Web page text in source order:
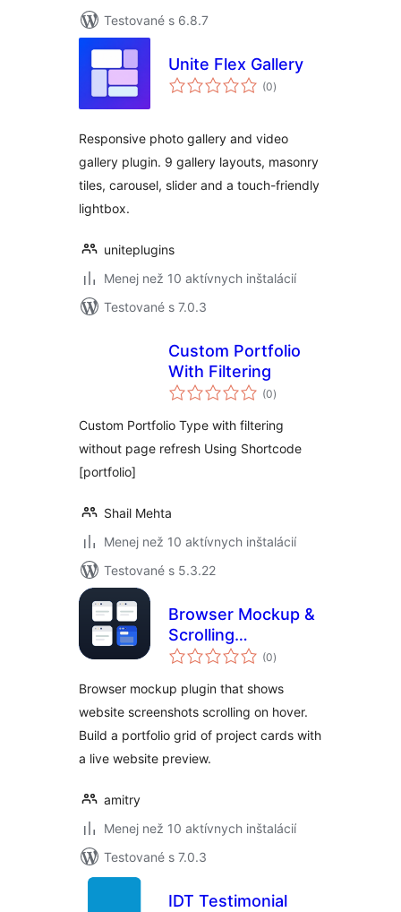
Testované s 6.8.7
Unite Flex Gallery
(0celkové
hodnotenie
)
Responsive photo gallery and video
gallery plugin. 9 gallery layouts, masonry
tiles, carousel, slider and a touch-friendly
lightbox.
uniteplugins
Menej než 10 aktívnych inštalácií
Testované s 7.0.3
Custom Portfolio
With Filtering
(0celkové
hodnotenie
)
Custom Portfolio Type with filtering
without page refresh Using Shortcode
[portfolio]
Shail Mehta
Menej než 10 aktívnych inštalácií
Testované s 5.3.22
Browser Mockup &
Scrolling
Screenshot
Project Grid
(0celkové
hodnotenie
)
Browser mockup plugin that shows
website screenshots scrolling on hover.
Build a portfolio grid of project cards with
a live website preview.
amitry
Menej než 10 aktívnych inštalácií
Testované s 7.0.3
IDT Testimonial